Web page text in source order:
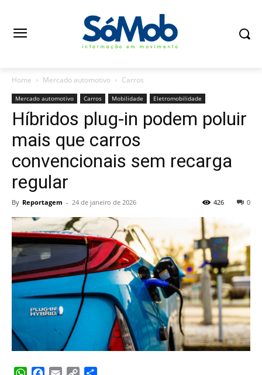
Home Mercado automotivo Carros
Mercado automotivo Carros Mobilidade Eletromobilidade
Híbridos plug-in podem poluir
mais que carros
convencionais sem recarga
regular
By Reportagem - 24 de janeiro de 2026 0
426